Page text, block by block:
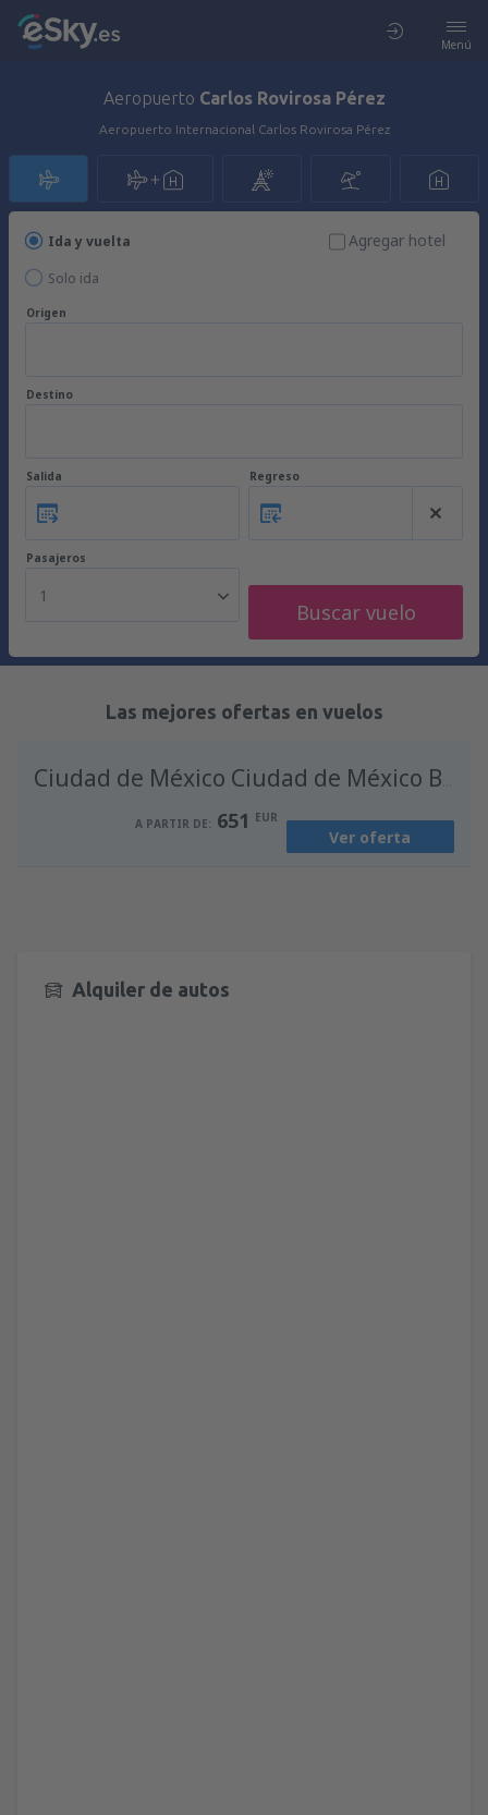
Menú
Aeropuerto Carlos Rovirosa Pérez
Aeropuerto Internacional Carlos Rovirosa Pérez
Ida y vuelta
Solo ida
Agregar hotel
Origen
Destino
Salida Regreso
Pasajeros
1
Buscar vuelo
Las mejores ofertas en vuelos
A PARTIR DE: 651 EUR
Ver oferta
Alquiler de autos